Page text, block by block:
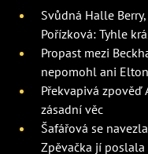
Svůdná Halle
Pořízková: Tyhle
Propast mezi
nepomohl ani
Překvapivá zpověď
zásadní věc
Šafářová se
Zpěvačka jí poslala